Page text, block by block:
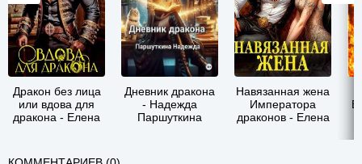
Дракон без лица
или вдова для
дракона - Елена
Дневник дракона
- Надежда
Паршуткина
Навязанная жена
Императора
драконов - Елена